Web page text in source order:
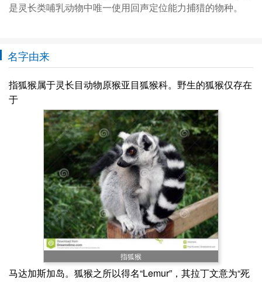
是灵长类哺乳动物中唯一使用回声定位能力捕猎的物种。
名字由来
指狐猴属于灵长目动物原猴亚目狐猴科。野生的狐猴仅存在
于
指狐猴
马达加斯加岛。狐猴之所以得名“Lemur”，其拉丁文意为“死